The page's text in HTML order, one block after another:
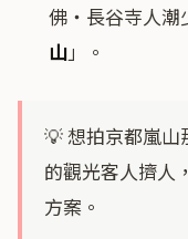
佛・長谷寺人潮
山」。
💡 想拍京都嵐
的觀光客人擠人
方案。